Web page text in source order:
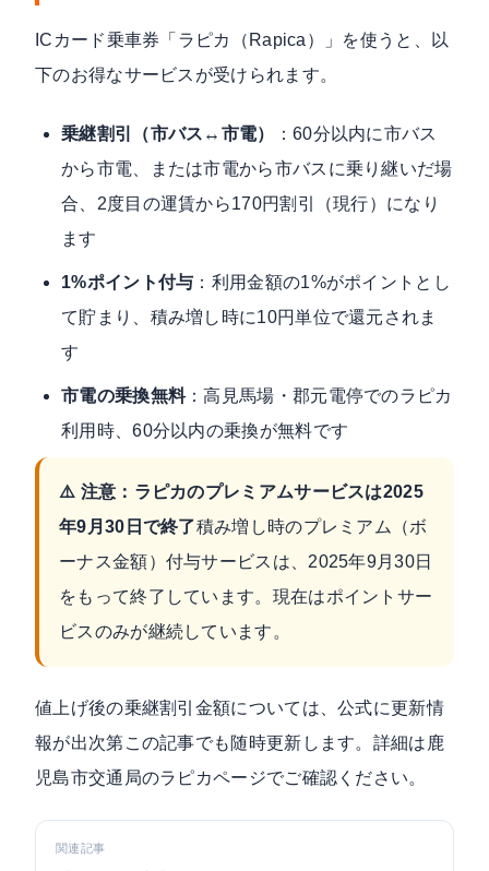
ICカード乗車券「ラピカ（Rapica）」を使うと、以
下のお得なサービスが受けられます。
乗継割引（市バス↔市電）
：60分以内に市バス
から市電、または市電から市バスに乗り継いだ場
合、2度目の運賃から170円割引（現行）になり
ます
1%ポイント付与 ：利用金額の1%がポイントとし
て貯まり、積み増し時に10円単位で還元されま
す
市電の乗換無料：高見馬場・郡元電停でのラピカ
利用時、60分以内の乗換が無料です
⚠️ 注意：ラピカのプレミアムサービスは2025
年9月30日で終了積み増し時のプレミアム（ボ
ーナス金額）付与サービスは、2025年9月30日
をもって終了しています。現在はポイントサー
ビスのみが継続しています。
値上げ後の乗継割引金額については、公式に更新情
報が出次第この記事でも随時更新します。詳細は 鹿
児島市交通局のラピカページでご確認ください。
関連記事